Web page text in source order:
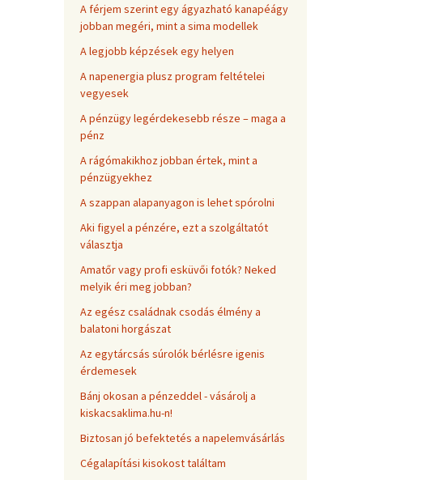
A férjem szerint egy ágyazható kanapéágy
jobban megéri, mint a sima modellek
A legjobb képzések egy helyen
A napenergia plusz program feltételei
vegyesek
A pénzügy legérdekesebb része – maga a
pénz
A rágómakikhoz jobban értek, mint a
pénzügyekhez
A szappan alapanyagon is lehet spórolni
Aki figyel a pénzére, ezt a szolgáltatót
választja
Amatőr vagy profi esküvői fotók? Neked
melyik éri meg jobban?
Az egész családnak csodás élmény a
balatoni horgászat
Az egytárcsás súrolók bérlésre igenis
érdemesek
Bánj okosan a pénzeddel - vásárolj a
kiskacsaklima.hu-n!
Biztosan jó befektetés a napelemvásárlás
Cégalapítási kisokost találtam